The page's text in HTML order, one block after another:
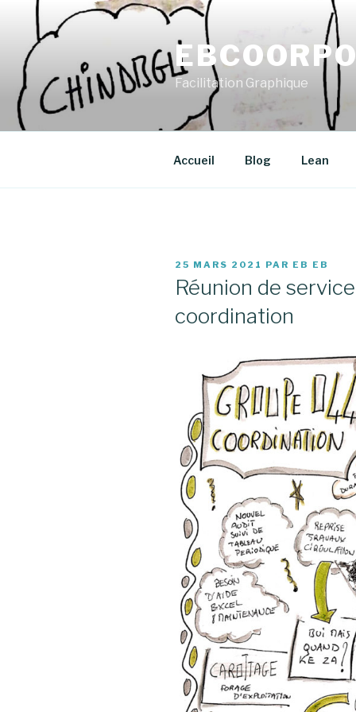
contenu
principal
Facilitation Graphique
Accueil Blog Lean
PUBLIÉ
LE
25 MARS 2021 PAR EB EB
Réunion de
coordination